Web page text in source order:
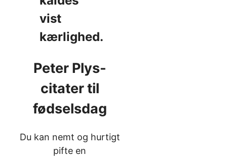
vist
kærlighed.
Peter Plys-
citater til
fødselsdag
Du kan nemt og hurtigt
pifte en